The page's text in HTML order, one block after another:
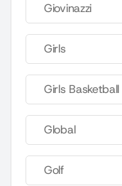
Giovinazzi
Girls
Girls Basketball
Global
Golf